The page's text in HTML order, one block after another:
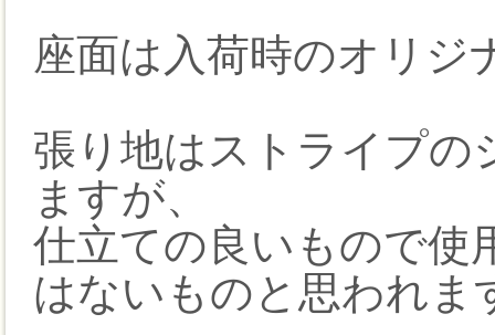
座面は入荷時のオリジ
張り地はストライプの
ますが、
仕立ての良いもので使
はないものと思われま